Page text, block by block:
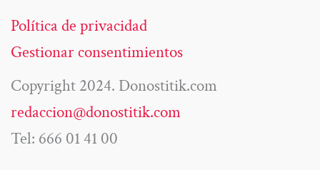
Política de privacidad
Gestionar consentimientos
Copyright 2024. Donostitik.com
redaccion@donostitik.com
Tel: 666 01 41 00